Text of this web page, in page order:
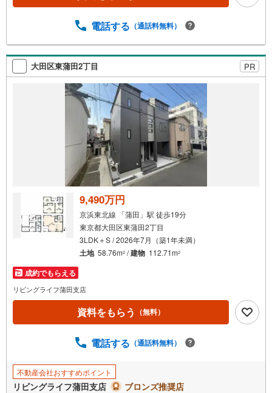
も充実させておりますので、ご安心下さい■お客様駐車場を
きます弊社が会員様のみにご提供する先行公開物件も多数
ご提案いたします。ホームページにて会員登録ください資
料請求は【下部のオレンジ色資料請求ボタン】よりお問い
合わせください
電話する （通話料無料）
大田区東蒲田2丁目 PR
9,490万円
京浜東北線 「蒲田」駅 徒歩19分
東京都大田区東蒲田2丁目
3LDK＋S / 2026年7月（築1年未満）
土地 58.76m2 /建物 112.71m2
成約でもらえる
リビングライフ蒲田支店
資料をもらう （無料）
電話する （通話料無料）
不動産会社おすすめポイント
リビングライフ蒲田支店 ブロンズ推奨店